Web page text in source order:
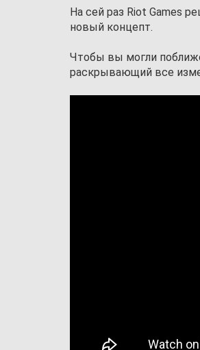
На сей раз Riot Games
новый концепт.
Чтобы вы могли
раскрывающий все